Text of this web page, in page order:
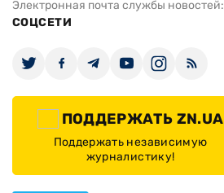
Электронная почта службы новостей:
СОЦСЕТИ
ПОДДЕРЖАТЬ ZN.UA
Поддержать независимую
журналистику!